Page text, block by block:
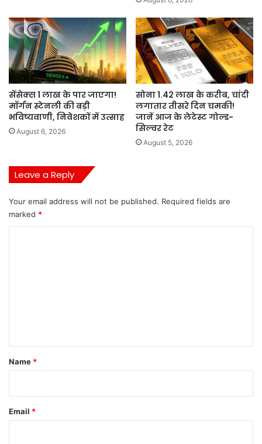
सेंसेक्स 1 लाख के पार जाएगा!
मॉर्गन स्टेनली की बड़ी
भविष्यवाणी, निवेशकों में उत्साह
August 6, 2026
सोना 1.42 लाख के करीब, चांदी
लगातार तीसरे दिन चमकी!
जानें आज के लेटेस्ट गोल्ड-
सिल्वर रेट
August 5, 2026
Leave a Reply
Your email address will not be published. Required fields are
marked *
*
Name *
Email *